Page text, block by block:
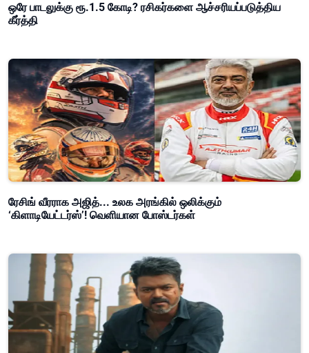
ஒரே பாடலுக்கு ரூ.1.5 கோடி? ரசிகர்களை ஆச்சரியப்படுத்திய
கீர்த்தி
ரேசிங் வீரராக அஜித்... உலக அரங்கில் ஒலிக்கும்
‘கிளாடியேட்டர்ஸ்’! வெளியான போஸ்டர்கள்